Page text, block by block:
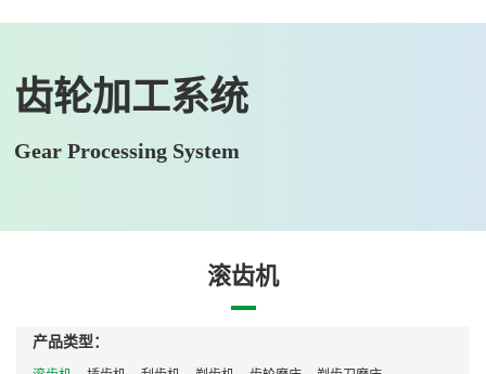
齿轮加工系统
Gear Processing System
滚齿机
产品类型：